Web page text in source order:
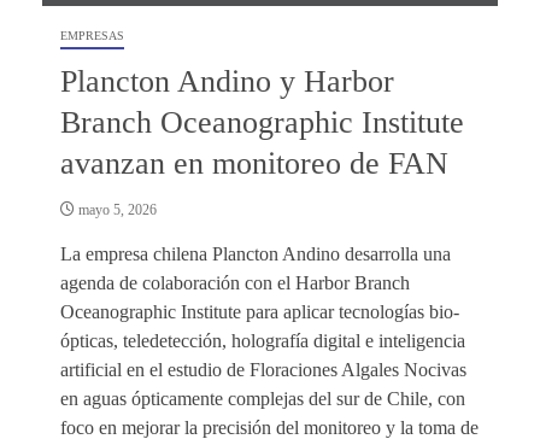
EMPRESAS
Plancton Andino y Harbor
Branch Oceanographic Institute
avanzan en monitoreo de FAN
mayo 5, 2026
La empresa chilena Plancton Andino desarrolla una
agenda de colaboración con el Harbor Branch
Oceanographic Institute para aplicar tecnologías bio-
ópticas, teledetección, holografía digital e inteligencia
artificial en el estudio de Floraciones Algales Nocivas
en aguas ópticamente complejas del sur de Chile, con
foco en mejorar la precisión del monitoreo y la toma de